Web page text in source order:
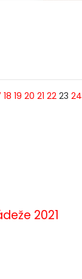
18 19 20 21 22 23 24
2021